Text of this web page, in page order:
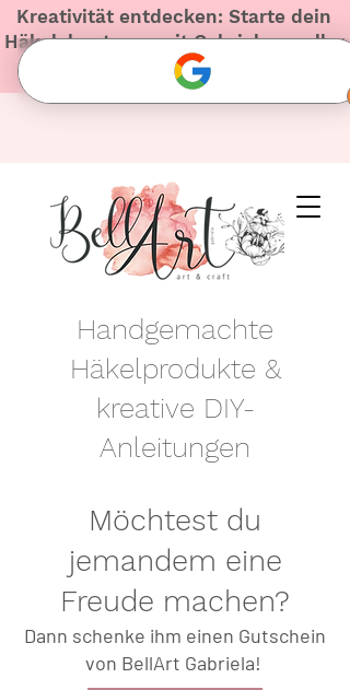
Kreativität entdecken: Starte dein
Häkelabenteuer mit Gabriela – voller
Herz und Inspiration!
Handgemachte
Häkelprodukte &
kreative DIY-
Anleitungen
Möchtest du
jemandem eine
Freude machen?
Dann schenke ihm einen Gutschein
von BellArt Gabriela!